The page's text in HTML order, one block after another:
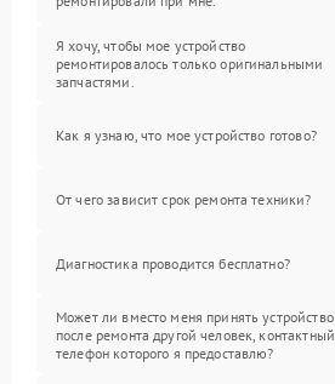
Я хочу, чтобы мое устройство
ремонтировалось только оригинальными
запчастями.
Как я узнаю, что мое устройство готово?
От чего зависит срок ремонта техники?
Диагностика проводится бесплатно?
Может ли вместо меня принять устройство
после ремонта другой человек, контактный
телефон которого я предоставлю?